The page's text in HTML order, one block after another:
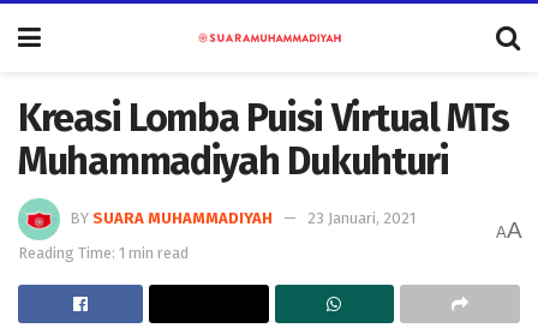
Kreasi Lomba Puisi Virtual MTs
Muhammadiyah Dukuhturi
BY SUARA MUHAMMADIYAH
23 Januari, 2021
Reading Time: 1 min read
AA